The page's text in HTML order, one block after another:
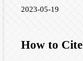
2023-05-19
How to Cite